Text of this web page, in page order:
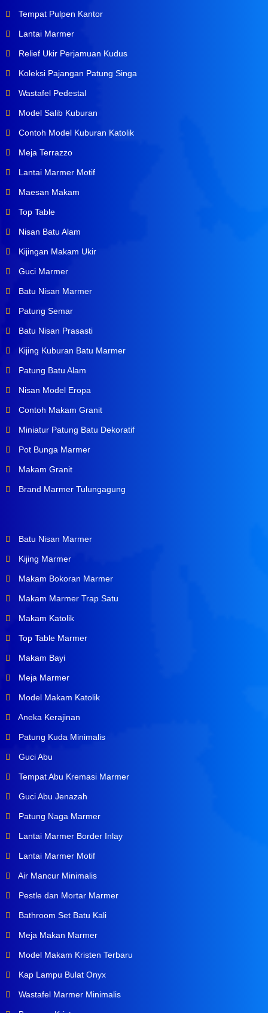
Tempat Pulpen Kantor
Lantai Marmer
Relief Ukir Perjamuan Kudus
Koleksi Pajangan Patung Singa
Wastafel Pedestal
Model Salib Kuburan
Contoh Model Kuburan Katolik
Meja Terrazzo
Lantai Marmer Motif
Maesan Makam
Top Table
Nisan Batu Alam
Kijingan Makam Ukir
Guci Marmer
Batu Nisan Marmer
Patung Semar
Batu Nisan Prasasti
Kijing Kuburan Batu Marmer
Patung Batu Alam
Nisan Model Eropa
Contoh Makam Granit
Miniatur Patung Batu Dekoratif
Pot Bunga Marmer
Makam Granit
Brand Marmer Tulungagung
Batu Nisan Marmer
Kijing Marmer
Makam Bokoran Marmer
Makam Marmer Trap Satu
Makam Katolik
Top Table Marmer
Makam Bayi
Meja Marmer
Model Makam Katolik
Aneka Kerajinan
Patung Kuda Minimalis
Guci Abu
Tempat Abu Kremasi Marmer
Guci Abu Jenazah
Patung Naga Marmer
Lantai Marmer Border Inlay
Lantai Marmer Motif
Air Mancur Minimalis
Pestle dan Mortar Marmer
Bathroom Set Batu Kali
Meja Makan Marmer
Model Makam Kristen Terbaru
Kap Lampu Bulat Onyx
Wastafel Marmer Minimalis